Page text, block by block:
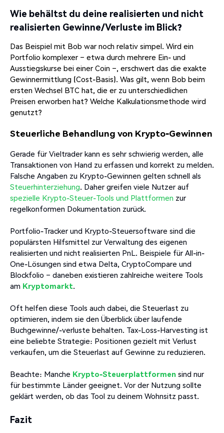
Wie behältst du deine realisierten und nicht
realisierten Gewinne/Verluste im Blick?
Das Beispiel mit Bob war noch relativ simpel. Wird ein
Portfolio komplexer – etwa durch mehrere Ein- und
Ausstiegskurse bei einer Coin –, erschwert das die exakte
Gewinnermittlung (Cost-Basis). Was gilt, wenn Bob beim
ersten Wechsel BTC hat, die er zu unterschiedlichen
Preisen erworben hat? Welche Kalkulationsmethode wird
genutzt?
Steuerliche Behandlung von Krypto-Gewinnen
Gerade für Vieltrader kann es sehr schwierig werden, alle
Transaktionen von Hand zu erfassen und korrekt zu melden.
Falsche Angaben zu Krypto-Gewinnen gelten schnell als
Steuerhinterziehung. Daher greifen viele Nutzer auf
spezielle Krypto-Steuer-Tools und Plattformen zur
regelkonformen Dokumentation zurück.
Portfolio-Tracker und Krypto-Steuersoftware sind die
populärsten Hilfsmittel zur Verwaltung des eigenen
realisierten und nicht realisierten PnL. Beispiele für All-in-
One-Lösungen sind etwa Delta, CryptoCompare und
Blockfolio – daneben existieren zahlreiche weitere Tools
am Kryptomarkt.
Oft helfen diese Tools auch dabei, die Steuerlast zu
optimieren, indem sie den Überblick über laufende
Buchgewinne/-verluste behalten. Tax-Loss-Harvesting ist
eine beliebte Strategie: Positionen gezielt mit Verlust
verkaufen, um die Steuerlast auf Gewinne zu reduzieren.
Beachte: Manche Krypto-Steuerplattformen sind nur
für bestimmte Länder geeignet. Vor der Nutzung sollte
geklärt werden, ob das Tool zu deinem Wohnsitz passt.
Fazit